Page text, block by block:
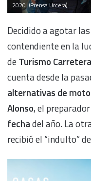
2020. (Prensa Urcera)
Decidido a agotar
contendiente en la
deTurismo Carretera
cuenta desde la
alternativas de
Alonso, el
fechadel año. La
recibió el “indulto”